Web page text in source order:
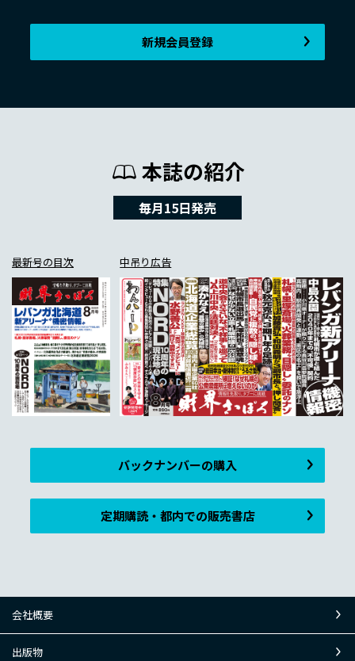
新規会員登録
本誌の紹介
毎月15日発売
最新号の目次 中吊り広告
バックナンバーの購入
定期購読・都内での販売書店
会社概要
出版物